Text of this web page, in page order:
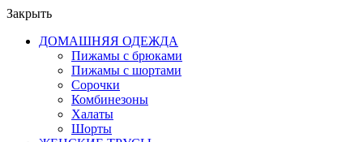
Закрыть
ДОМАШНЯЯ ОДЕЖДА
Пижамы с брюками
Пижамы с шортами
Сорочки
Комбинезоны
Халаты
Шорты